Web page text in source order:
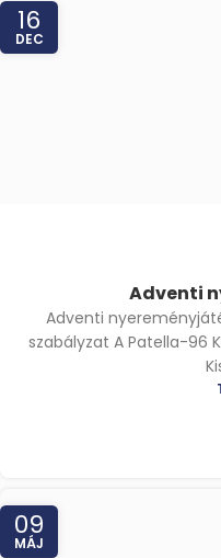
16
DEC
Adventi
Adventi
szabályzat A Patella-96
09
MÁJ